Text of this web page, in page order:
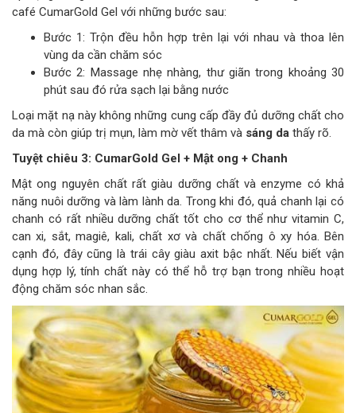
café CumarGold Gel với những bước sau:
Bước 1: Trộn đều hỗn hợp trên lại với nhau và thoa lên
vùng da cần chăm sóc
Bước 2: Massage nhẹ nhàng, thư giãn trong khoảng 30
phút sau đó rửa sạch lại bằng nước
Loại mặt nạ này không những cung cấp đầy đủ dưỡng chất cho
da mà còn giúp trị mụn, làm mờ vết thâm và sáng da thấy rõ.
Tuyệt chiêu 3: CumarGold Gel + Mật ong + Chanh
Mật ong nguyên chất rất giàu dưỡng chất và enzyme có khả
năng nuôi dưỡng và làm lành da. Trong khi đó, quả chanh lại có
chanh có rất nhiều dưỡng chất tốt cho cơ thể như vitamin C,
can xi, sắt, magiê, kali, chất xơ và chất chống ô xy hóa. Bên
cạnh đó, đây cũng là trái cây giàu axit bậc nhất. Nếu biết vận
dụng hợp lý, tính chất này có thể hỗ trợ bạn trong nhiều hoạt
động chăm sóc nhan sắc.